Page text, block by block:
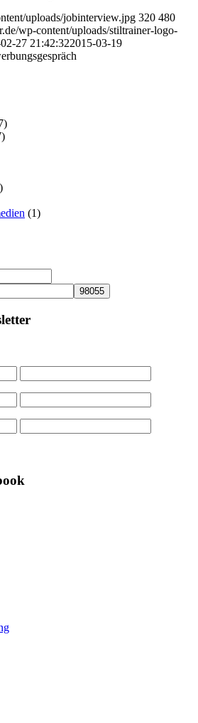
uploads/jobinterview.jpg 320 480
wp-content/uploads/stiltrainer-logo-
27 21:42:322015-03-19
(1)